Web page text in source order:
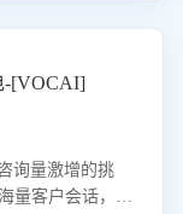
-[VOCAI]
询量激增的挑
量客户会话，精